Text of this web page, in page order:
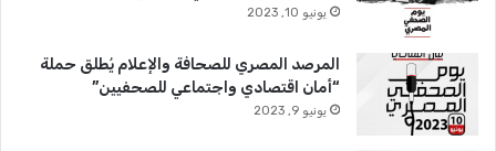
يونيو 10, 2023
المرصد المصري للصحافة والإعلام يُطلق حملة
“أمان اقتصادي واجتماعي للصحفيين”
يونيو 9, 2023